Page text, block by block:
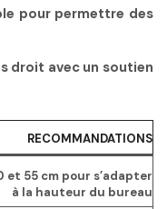
pour permettre des
droit avec un soutien
RECOMMANDATIONS
et 55 cm pour s’adapter
à la hauteur du bureau